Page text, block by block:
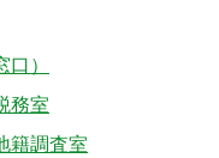
）
務室
籍調査室